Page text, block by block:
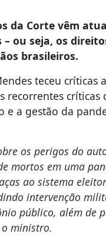
da Corte vêm
ou seja, os
brasileiros.
teceu críticas
recorrentes
e a gestão da
os perigos do
mortos em uma
ao sistema
intervenção
público, além de
o ministro.